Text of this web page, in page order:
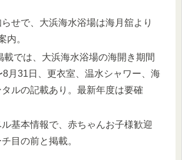
せで、大浜海水浴場は海月舘より
内。
載では、大浜海水浴場の海開き期間
8月31日、更衣室、温水シャワー、海
ルの記載あり。最新年度は要確
基本情報で、赤ちゃんお子様歓迎
目の前と掲載。